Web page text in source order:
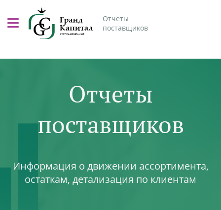
Отчеты
поставщиков
Отчеты
поставщиков
Информация о движении ассортимента,
остаткам, детализация по клиентам